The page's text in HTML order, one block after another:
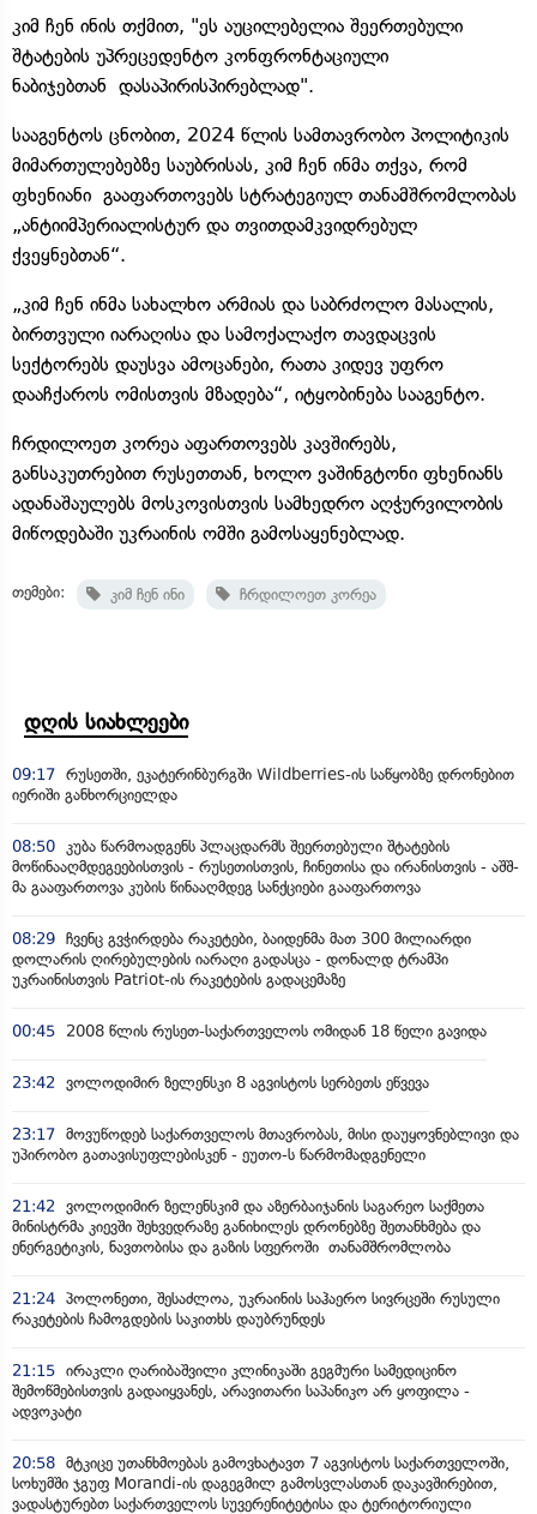
კიმ ჩენ ინის თქმით, "ეს აუცილებელია შეერთებული
შტატების უპრეცედენტო კონფრონტაციული
ნაბიჯებთან დასაპირისპირებლად".
სააგენტოს ცნობით, 2024 წლის სამთავრობო პოლიტიკის
მიმართულებებზე საუბრისას, კიმ ჩენ ინმა თქვა, რომ
ფხენიანი გააფართოვებს სტრატეგიულ თანამშრომლობას
„ანტიიმპერიალისტურ და თვითდამკვიდრებულ
ქვეყნებთან“.
„კიმ ჩენ ინმა სახალხო არმიას და საბრძოლო მასალის,
ბირთვული იარაღისა და სამოქალაქო თავდაცვის
სექტორებს დაუსვა ამოცანები, რათა კიდევ უფრო
დააჩქაროს ომისთვის მზადება“, იტყობინება სააგენტო.
ჩრდილოეთ კორეა აფართოვებს კავშირებს,
განსაკუთრებით რუსეთთან, ხოლო ვაშინგტონი ფხენიანს
ადანაშაულებს მოსკოვისთვის სამხედრო აღჭურვილობის
მიწოდებაში უკრაინის ომში გამოსაყენებლად.
თემები: კიმ ჩენ ინი ჩრდილოეთ კორეა
დღის სიახლეები
09:17 რუსეთში, ეკატერინბურგში Wildberries-ის საწყობზე დრონებით
იერიში განხორციელდა
08:50 კუბა წარმოადგენს პლაცდარმს შეერთებული შტატების
მოწინააღმდეგეებისთვის - რუსეთისთვის, ჩინეთისა და ირანისთვის - აშშ-
მა გააფართოვა კუბის წინააღმდეგ სანქციები გააფართოვა
08:29 ჩვენც გვჭირდება რაკეტები, ბაიდენმა მათ 300 მილიარდი
დოლარის ღირებულების იარაღი გადასცა - დონალდ ტრამპი
უკრაინისთვის Patriot-ის რაკეტების გადაცემაზე
00:45 2008 წლის რუსეთ-საქართველოს ომიდან 18 წელი გავიდა
23:42 ვოლოდიმირ ზელენსკი 8 აგვისტოს სერბეთს ეწვევა
23:17 მოვუწოდებ საქართველოს მთავრობას, მისი დაუყოვნებლივი და
უპირობო გათავისუფლებისკენ - ეუთო-ს წარმომადგენელი
21:42 ვოლოდიმირ ზელენსკიმ და აზერბაიჯანის საგარეო საქმეთა
მინისტრმა კიევში შეხვედრაზე განიხილეს დრონებზე შეთანხმება და
ენერგეტიკის, ნავთობისა და გაზის სფეროში თანამშრომლობა
21:24 პოლონეთი, შესაძლოა, უკრაინის საჰაერო სივრცეში რუსული
რაკეტების ჩამოგდების საკითხს დაუბრუნდეს
21:15 ირაკლი ღარიბაშვილი კლინიკაში გეგმური სამედიცინო
შემოწმებისთვის გადაიყვანეს, არავითარი საპანიკო არ ყოფილა -
ადვოკატი
20:58 მტკიცე უთანხმოებას გამოვხატავთ 7 აგვისტოს საქართველოში,
სოხუმში ჯგუფ Morandi-ის დაგეგმილ გამოსვლასთან დაკავშირებით,
ვადასტურებთ საქართველოს სუვერენიტეტისა და ტერიტორიული